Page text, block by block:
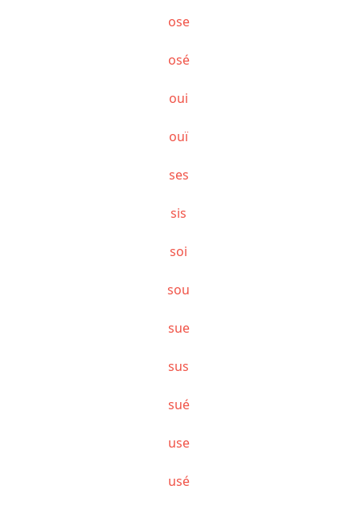
ose
osé
oui
ouï
ses
sis
soi
sou
sue
sus
sué
use
usé